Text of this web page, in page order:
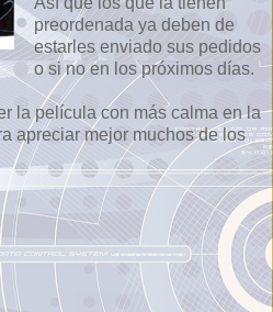
preordenada ya deben de
estarles enviado sus pedidos
o si no en los próximos días.
la película con más calma en la
apreciar mejor muchos de los